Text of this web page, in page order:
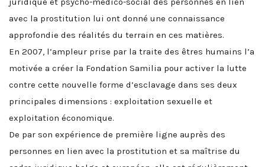
avec la prostitution lui ont donné une connaissance
approfondie des réalités du terrain en ces matières.
En 2007, l’ampleur prise par la traite des êtres humains l’a
motivée a créer la Fondation Samilia pour activer la lutte
contre cette nouvelle forme d’esclavage dans ses deux
principales dimensions : exploitation sexuelle et
exploitation économique.
De par son expérience de première ligne auprès des
personnes en lien avec la prostitution et sa maîtrise du